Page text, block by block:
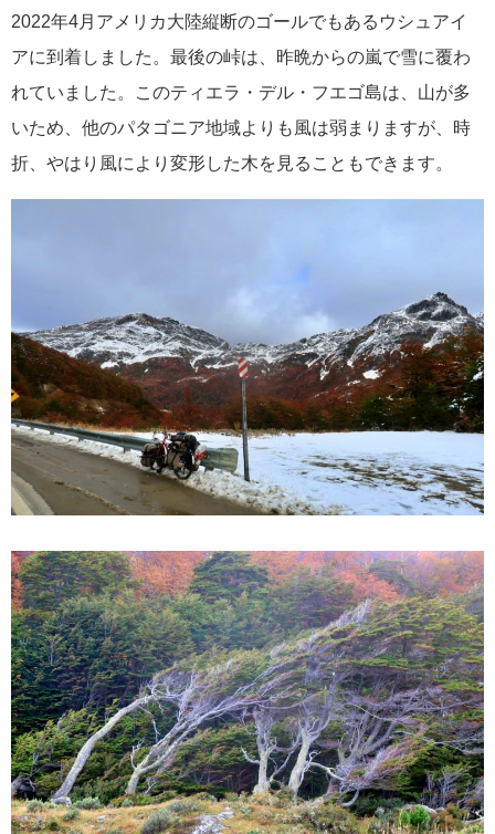
2022年4月アメリカ大陸縦断のゴールでもあるウシュアイ
アに到着しました。最後の峠は、昨晩からの嵐で雪に覆わ
れていました。このティエラ・デル・フエゴ島は、山が多
いため、他のパタゴニア地域よりも風は弱まりますが、時
折、やはり風により変形した木を見ることもできます。